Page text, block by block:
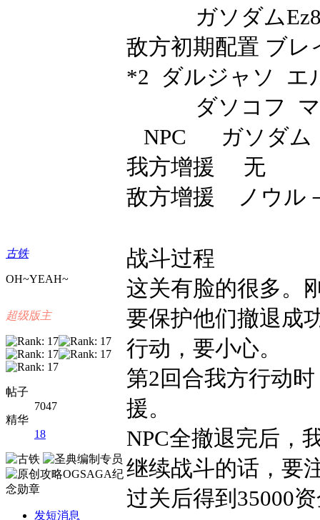
古铁
OH~YEAH~
超级版主
帖子
7047
精华
18
发短消息
ガソダム
敌方初期配置 ブレ
*2 ダルジャソ エ
ダソコフ
NPC
ガソダム
我方增援 无
敌方增援 ノウル
战斗过程
这关有脸的很多。
要保护他们撤退成
行动，要小心。
第2回合我方行动
援。
NPC全撤退完后，
继续战斗的话，要
过关后得到 35000